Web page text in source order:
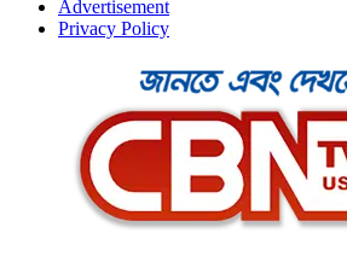
Advertisement
Privacy Policy